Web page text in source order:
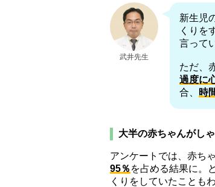
武井先生
新生児
くりを
言って
ただ、
過度に
合、
時
大半の赤ちゃんがし
アンケートでは、赤ち
95％ を占める結果に。
くりをしていたことも